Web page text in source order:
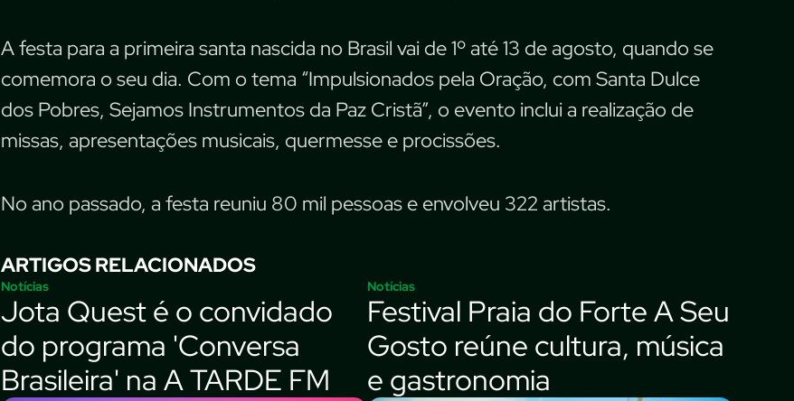
A festa para a primeira santa nascida no Brasil vai de 1º até 13 de agosto, quando se
comemora o seu dia. Com o tema “Impulsionados pela Oração, com Santa Dulce
dos Pobres, Sejamos Instrumentos da Paz Cristã”, o evento inclui a realização de
missas, apresentações musicais, quermesse e procissões.
No ano passado, a festa reuniu 80 mil pessoas e envolveu 322 artistas.
ARTIGOS RELACIONADOS
Notícias
Jota Quest é o convidado
do programa 'Conversa
Brasileira' na A TARDE FM
Notícias
Festival Praia do Forte A Seu
Gosto reúne cultura, música
e gastronomia